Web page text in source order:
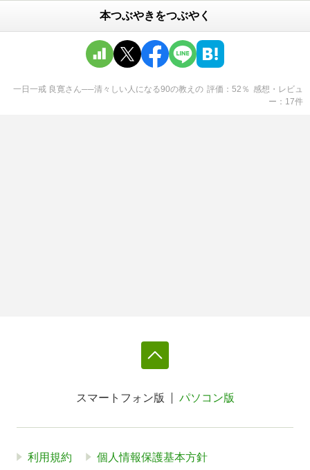
本つぶやきをつぶやく
一日一戒 良寛さん──清々しい人になる90の教え の 評価 52 ％ 感想・レビュ
ー
17件
スマートフォン版 パソコン版
利用規約 個人情報保護基本方針